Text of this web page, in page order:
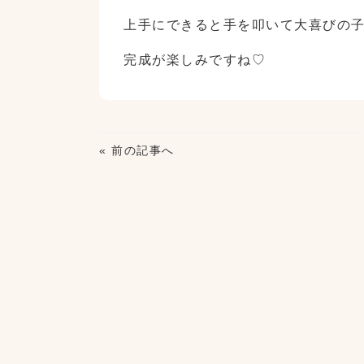
上手にできると手を叩いて大喜びの
完成が楽しみですね♡
« 前の記事へ